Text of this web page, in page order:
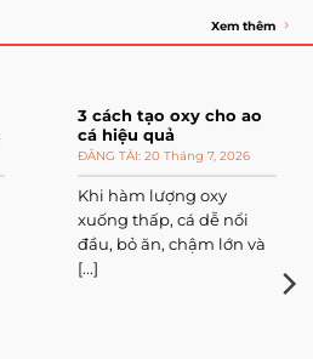
Xem thêm
3 cách tạo oxy cho ao
cá hiệu quả
20 Tháng 7, 2026
Khi hàm lượng oxy
xuống thấp, cá dễ nổi
đầu, bỏ ăn, chậm lớn và
[...]